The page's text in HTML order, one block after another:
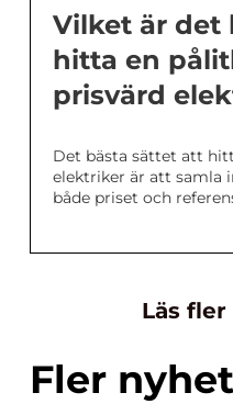
Vilket är det
hitta en
prisvärd
Det bästa sättet att
elektriker är att samla
både priset och
Läs
Fler